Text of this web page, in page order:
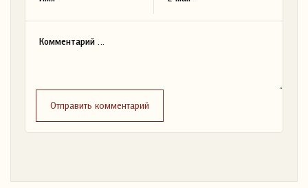
Отправить комментарий